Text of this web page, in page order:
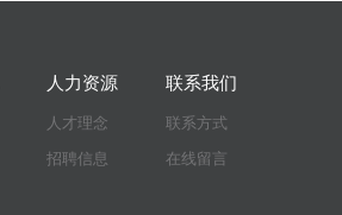
人力资源
人才理念
招聘信息
联系我们
联系方式
在线留言